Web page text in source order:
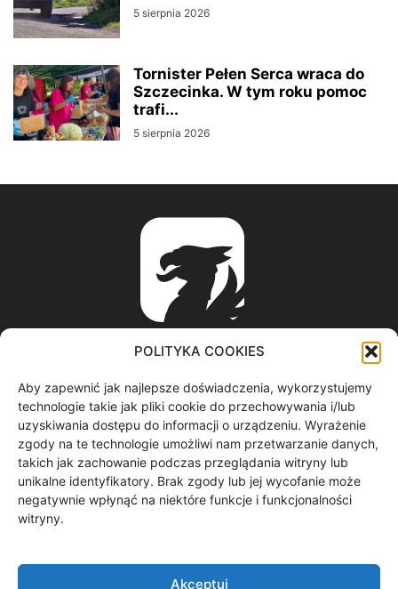
POLITYKA COOKIES
Aby zapewnić jak najlepsze doświadczenia, wykorzystujemy
technologie takie jak pliki cookie do przechowywania i/lub
uzyskiwania dostępu do informacji o urządzeniu. Wyrażenie
zgody na te technologie umożliwi nam przetwarzanie danych,
takich jak zachowanie podczas przeglądania witryny lub
unikalne identyfikatory. Brak zgody lub jej wycofanie może
negatywnie wpłynąć na niektóre funkcje i funkcjonalności
witryny.
Akceptuj
5 sierpnia 2026
Tornister Pełen Serca wraca do
Szczecinka. W tym roku pomoc
trafi...
5 sierpnia 2026
ABOUT US
informacje z regionu / nagrania filmowe / produkcja video /
spoty reklamowe / materiały graficzne
Contact us:redakcja@gryf.tv